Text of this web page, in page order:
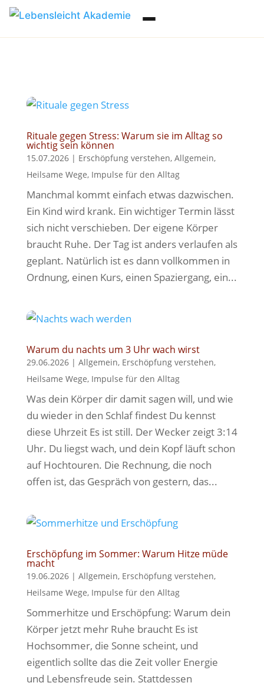
Rituale gegen Stress: Warum sie im Alltag so
wichtig sein können
15.07.2026| Erschöpfung verstehen, Allgemein,
Heilsame Wege, Impulse für den Alltag
Manchmal kommt einfach etwas dazwischen.
Ein Kind wird krank. Ein wichtiger Termin lässt
sich nicht verschieben. Der eigene Körper
braucht Ruhe. Der Tag ist anders verlaufen als
geplant. Natürlich ist es dann vollkommen in
Ordnung, einen Kurs, einen Spaziergang, ein...
Warum du nachts um 3 Uhr wach wirst
29.06.2026| Allgemein, Erschöpfung verstehen,
Heilsame Wege, Impulse für den Alltag
Was dein Körper dir damit sagen will, und wie
du wieder in den Schlaf findest Du kennst
diese Uhrzeit Es ist still. Der Wecker zeigt 3:14
Uhr. Du liegst wach, und dein Kopf läuft schon
auf Hochtouren. Die Rechnung, die noch
offen ist, das Gespräch von gestern, das...
Erschöpfung im Sommer: Warum Hitze müde
macht
19.06.2026| Allgemein, Erschöpfung verstehen,
Heilsame Wege, Impulse für den Alltag
Sommerhitze und Erschöpfung: Warum dein
Körper jetzt mehr Ruhe braucht Es ist
Hochsommer, die Sonne scheint, und
eigentlich sollte das die Zeit voller Energie
und Lebensfreude sein. Stattdessen